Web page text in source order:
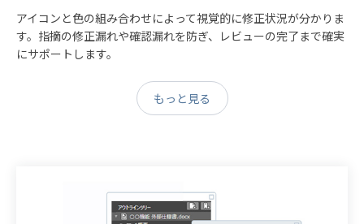
アイコンと色の組み合わせによって視覚的に修正状況が分かりま
す。指摘の修正漏れや確認漏れを防ぎ、レビューの完了まで確実
にサポートします。
もっと見る